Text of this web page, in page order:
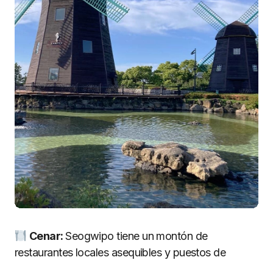
Cenar:Seogwipo tiene un montón de
restaurantes locales asequibles y puestos de